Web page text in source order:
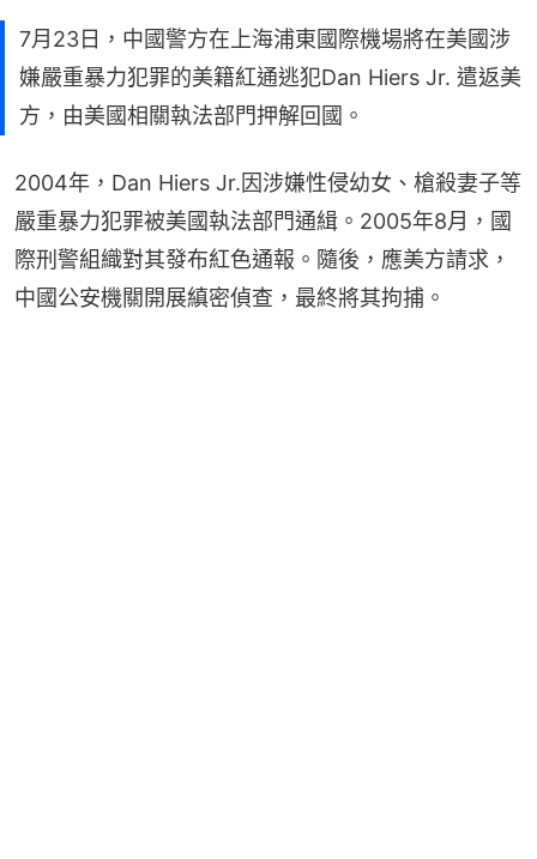
7月23日，中國警方在上海浦東國際機場將在美國涉
嫌嚴重暴力犯罪的美籍紅通逃犯Dan Hiers Jr. 遣返美
方，由美國相關執法部門押解回國。
2004年，Dan Hiers Jr.因涉嫌性侵幼女、槍殺妻子等
嚴重暴力犯罪被美國執法部門通緝。2005年8月，國
際刑警組織對其發布紅色通報。隨後，應美方請求，
中國公安機關開展縝密偵查，最終將其拘捕。